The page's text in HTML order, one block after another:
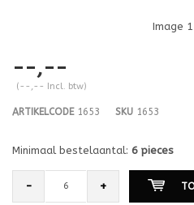
Image 1
--,--
(--,-- Incl. btw)
ARTIKELCODE1653 SKU 1653
Minimaal bestelaantal: 6 pieces
- +